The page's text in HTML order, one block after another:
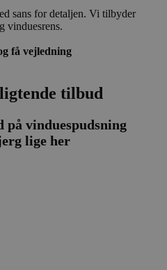
sans for detaljen. Vi tilbyder
vinduesrens.
få vejledning
tilbud
vinduespudsning
lige her